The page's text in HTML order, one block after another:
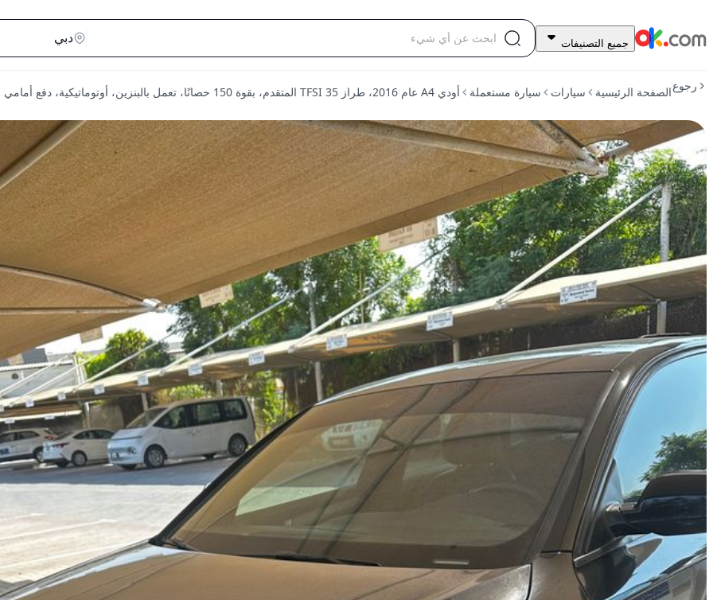
22,000
أودي
عام
2016،
طراز
35
TFSI
المتقدم،
بقوة
150
حصانًا،
تعمل
بالبنزين،
أوتوماتيكية،
دفع
أمامي
مستعمل
جميع التصنيفات
رجوعالصفحة الرئيسية سيارات سيارة مستعملة أودي A4 عام 2016، طراز 35 TFSI المتقدم، بقوة 150 حصانًا، تعمل بالبنزين، أوتوماتيكية، دفع أمامي